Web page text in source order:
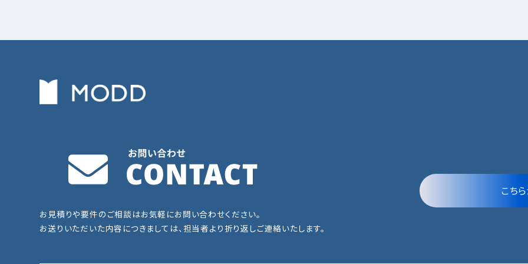
お見積りや要件のご相談はお気軽にお問い合わせください。
お送りいただいた内容につきましては、担当者より折り返しご連絡いたします。
こち